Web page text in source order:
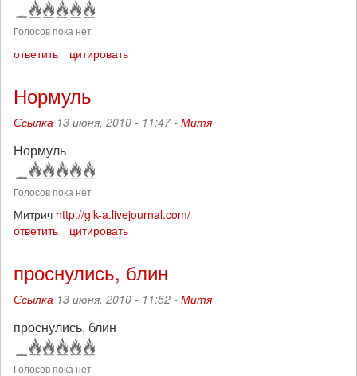
Голосов пока нет
ответить цитировать
Нормуль
Ссылка 13 июня, 2010 - 11:47 - Митя
Нормуль
Голосов пока нет
Митрич http://glk-a.livejournal.com/
ответить
цитировать
проснулись, блин
Ссылка 13 июня, 2010 - 11:52 - Митя
проснулись, блин
Голосов пока нет